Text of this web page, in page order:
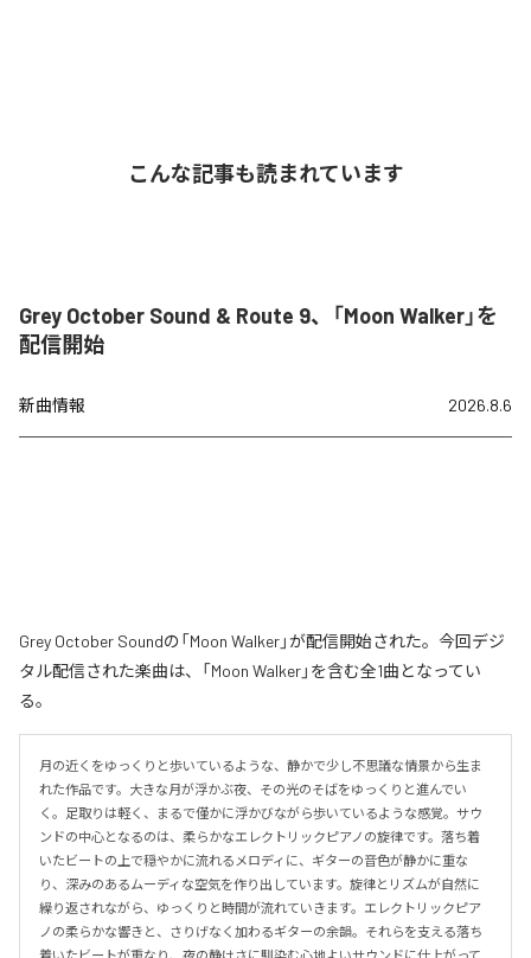
こんな記事も読まれています
Grey October Sound & Route 9、「Moon Walker」を
配信開始
新曲情報 2026.8.6
Grey October Soundの「Moon Walker」が配信開始された。今回デジ
タル配信された楽曲は、「Moon Walker」を含む全1曲となってい
る。
月の近くをゆっくりと歩いているような、静かで少し不思議な情景から生ま
れた作品です。大きな月が浮かぶ夜、その光のそばをゆっくりと進んでい
く。足取りは軽く、まるで僅かに浮かびながら歩いているような感覚。サウ
ンドの中心となるのは、柔らかなエレクトリックピアノの旋律です。落ち着
いたビートの上で穏やかに流れるメロディに、ギターの音色が静かに重な
り、深みのあるムーディな空気を作り出しています。旋律とリズムが自然に
繰り返されながら、ゆっくりと時間が流れていきます。エレクトリックピア
ノの柔らかな響きと、さりげなく加わるギターの余韻。それらを支える落ち